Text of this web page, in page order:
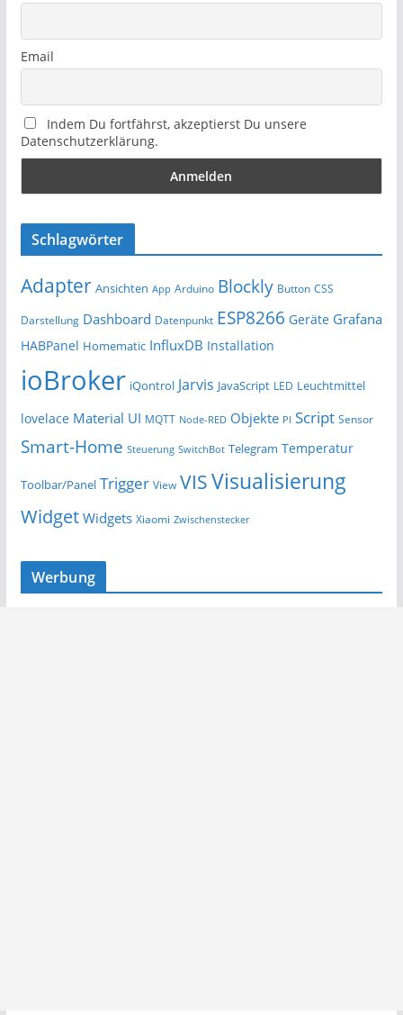
Email
Indem Du fortfährst, akzeptierst Du unsere
Datenschutzerklärung.
Schlagwörter
Adapter Ansichten App Arduino Blockly Button CSS
Darstellung Dashboard Datenpunkt ESP8266 Geräte Grafana
HABPanel Homematic InfluxDB Installation
ioBroker iQontrol Jarvis JavaScript LED Leuchtmittel
lovelace Material UI MQTT Node-RED Objekte PI Script Sensor
Smart-Home Steuerung SwitchBot Telegram Temperatur
Toolbar/Panel Trigger View VISVisualisierung
Widget Widgets Xiaomi Zwischenstecker
Werbung